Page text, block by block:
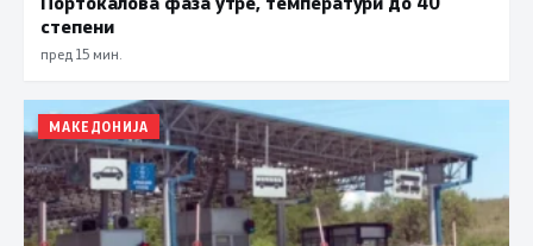
степени
пред 15 мин.
МАКЕДОНИЈА